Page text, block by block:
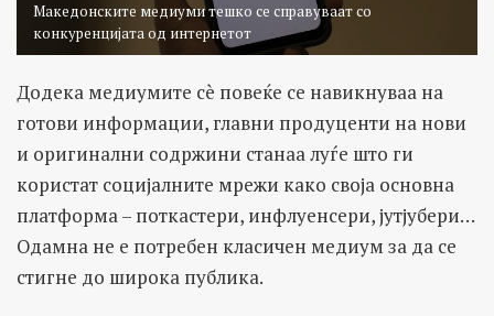
Македонските медиуми тешко се справуваат со
конкуренцијата од интернетот
Додека медиумите сè повеќе се навикнуваа на
готови информации, главни продуценти на нови
и оригинални содржини станаа луѓе што ги
користат социјалните мрежи како своја основна
платформа – поткастери, инфлуенсери, јутјубери…
Одамна не е потребен класичен медиум за да се
стигне до широка публика.